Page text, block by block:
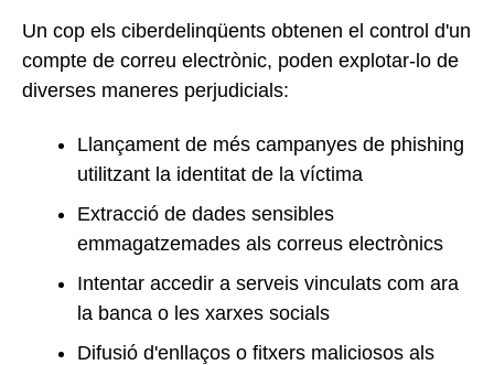
Un cop els ciberdelinqüents obtenen el control d'un
compte de correu electrònic, poden explotar-lo de
diverses maneres perjudicials:
Llançament de més campanyes de phishing
utilitzant la identitat de la víctima
Extracció de dades sensibles
emmagatzemades als correus electrònics
Intentar accedir a serveis vinculats com ara
la banca o les xarxes socials
Difusió d'enllaços o fitxers maliciosos als